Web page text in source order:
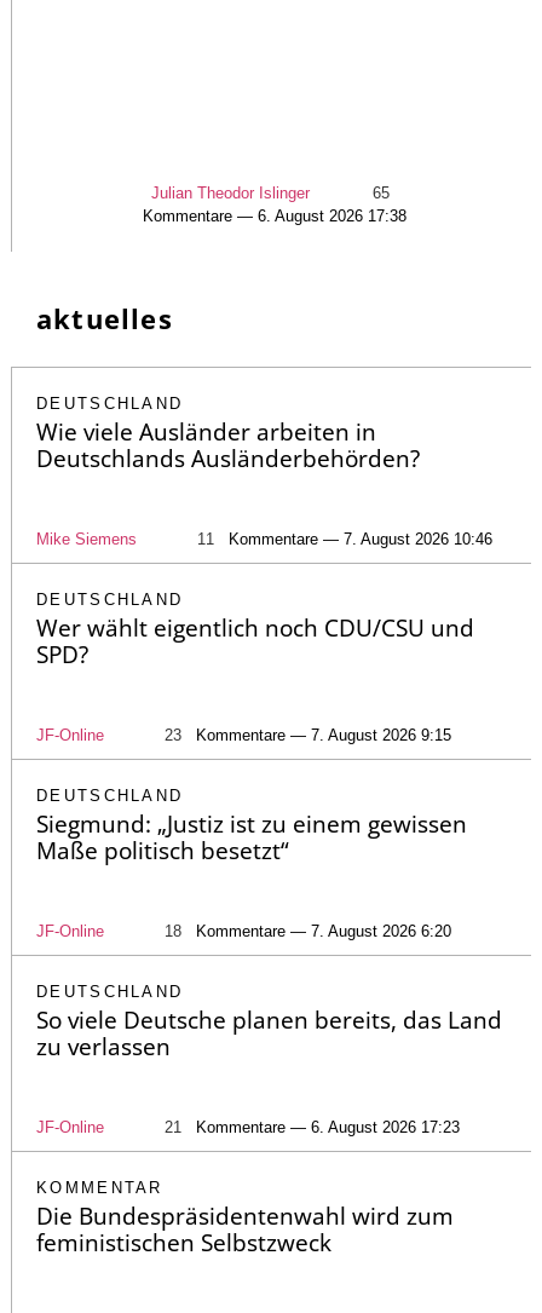
Julian Theodor Islinger
65
Kommentare — 6. August 2026 17:38
aktuelles
DEUTSCHLAND
Wie viele Ausländer arbeiten in
Deutschlands Ausländerbehörden?
Mike Siemens 11 Kommentare — 7. August 2026 10:46
DEUTSCHLAND
Wer wählt eigentlich noch CDU/CSU und
SPD?
JF-Online 23 Kommentare — 7. August 2026 9:15
DEUTSCHLAND
Siegmund: „Justiz ist zu einem gewissen
Maße politisch besetzt“
JF-Online 18 Kommentare — 7. August 2026 6:20
DEUTSCHLAND
So viele Deutsche planen bereits, das Land
zu verlassen
JF-Online 21 Kommentare — 6. August 2026 17:23
KOMMENTAR
Die Bundespräsidentenwahl wird zum
feministischen Selbstzweck